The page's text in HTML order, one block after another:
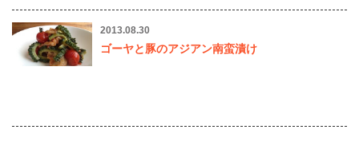
2013.08.30
ゴーヤと豚のアジアン南蛮漬け